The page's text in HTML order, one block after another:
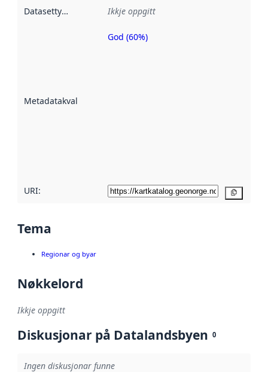
Datasettype Ikkje oppgitt
Metadatakvalitet
Metadatakvalitet
God (60%)
URI:
Tema
Regionar og byar
Nøkkelord
Ikkje oppgitt
Diskusjonar på Datalandsbyen 0
Ingen diskusjonar funne